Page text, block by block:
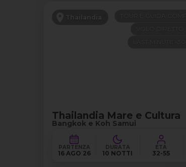
Thailandia
Thailandia Mare e Cultura
Bangkok e Koh Samui
PARTENZA
16 AGO 26
DURATA
10 NOTTI
ETÀ
32-55